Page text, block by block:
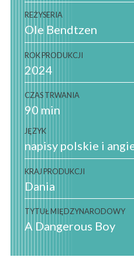
REŻYSERIA
Ole Bendtzen
ROK PRODUKCJI
2024
CZAS TRWANIA
90 min
JĘZYK
napisy polskie i
KRAJ PRODUKCJI
Dania
TYTUŁ MIĘDZYNARODOWY
A Dangerous Boy